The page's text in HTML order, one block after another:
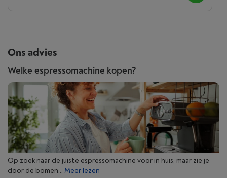
Ons advies
Welke espressomachine kopen?
Op zoek naar de juiste espressomachine voor in huis, maar zie je
door de bomen... Meer lezen